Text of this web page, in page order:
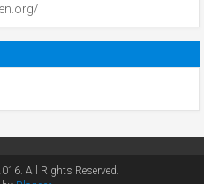
All Rights Reserved.